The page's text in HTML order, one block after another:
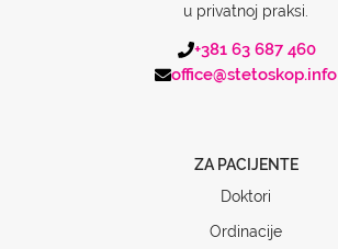
u privatnoj praksi.
+381 63 687 460
office@stetoskop.info
ZA PACIJENTE
Doktori
Ordinacije